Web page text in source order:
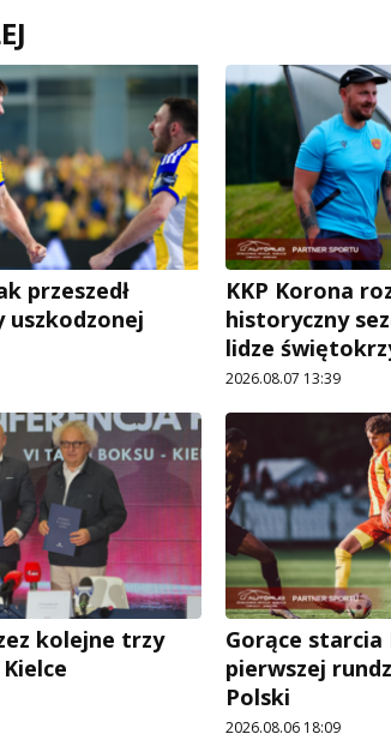
przeszedł
uszkodzonej
KKP Korona
historyczny
lidze
2026.08.07 13:39
kolejne trzy
Gorące
pierwszej
Polski
2026.08.06 18:09